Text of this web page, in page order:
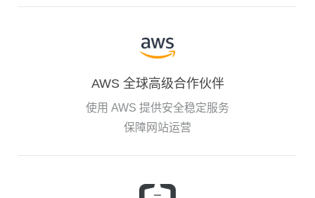
AWS 全球高级合作伙伴
使用 AWS 提供安全稳定服务
保障网站运营